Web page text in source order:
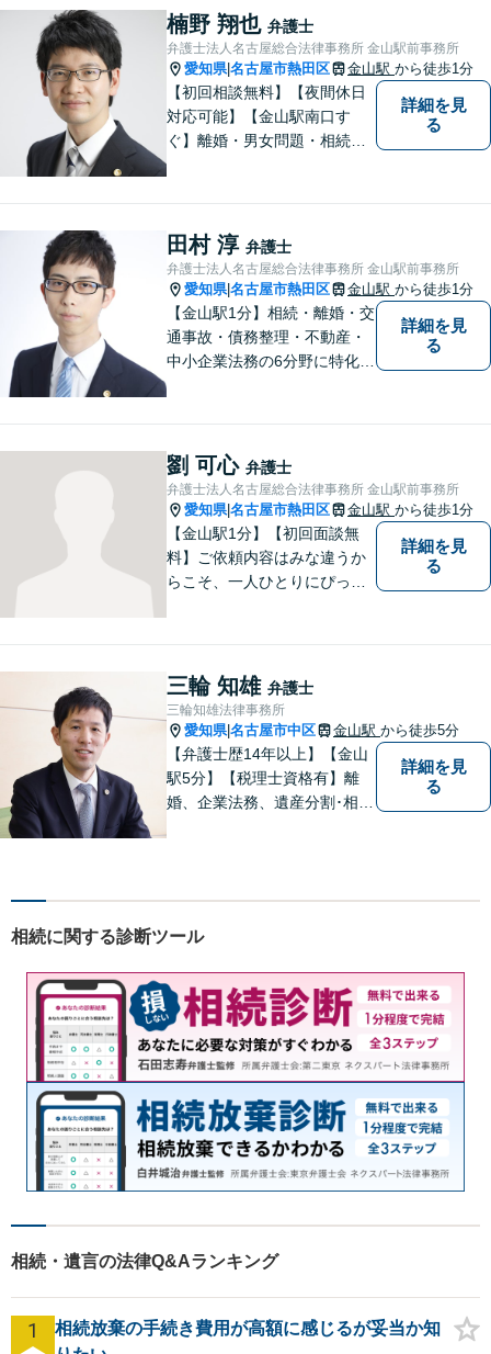
問題／不動産問題など幅広く
対応します。【地域に根差し
た弁護士】お気軽にご相談く
ださい。
楠野 翔也 弁護士
弁護士法人名古屋総合法律事務所 金山駅前事務所
愛知県|名古屋市熱田区 金山駅 から徒歩1分
【初回相談無料】【夜間休日
対応可能】【金山駅南口す
ぐ】離婚・男女問題・相続・
詳細を見
る
田村 淳 弁護士
弁護士法人名古屋総合法律事務所 金山駅前事務所
愛知県|名古屋市熱田区 金山駅 から徒歩1分
【金山駅1分】相続・離婚・交
通事故・債務整理・不動産・
中小企業法務の6分野に特化！
ーションを重視し、情報連携
を図りながら納得の解決へと
導いてまいります。
詳細を見
る
劉 可心 弁護士
弁護士法人名古屋総合法律事務所 金山駅前事務所
愛知県|名古屋市熱田区 金山駅 から徒歩1分
【金山駅1分】【初回面談無
料】ご依頼内容はみな違うか
らこそ、一人ひとりにぴった
ます。誰にも話せず抱えてき
た不安を、どうぞお聞かせく
ださい。【電話・WEB相談も
対応可能】
詳細を見
る
三輪 知雄 弁護士
三輪知雄法律事務所
愛知県|名古屋市中区 金山駅 から徒歩5分
【弁護士歴14年以上】【金山
駅5分】【税理士資格有】離
婚、企業法務、遺産分割･相続
解決。【公式LINE】連絡も便
い！
詳細を見
る
相続に関する診断ツール
相続・遺言の法律Q&Aランキング
1
相続放棄の手続き費用が高額に感じるが妥当か知